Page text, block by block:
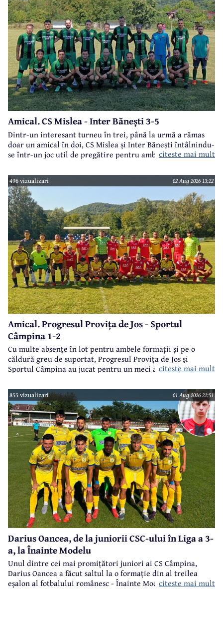
Amical. CS Mislea - Inter Bănești 3-5
Dintr-un interesant turneu în trei, până la urmă a rămas
doar un amical în doi, CS Mislea și Inter Bănești întâlnindu-
se într-un joc util de pregătire pentru ambele formații.
citeste mai mult
496 vizualizari 02 Aug 2026 13:22
Amical. Progresul Provița de Jos - Sportul
Câmpina 1-2
Cu multe absențe în lot pentru ambele formații și pe o
căldură greu de suportat, Progresul Provița de Jos și
Sportul Câmpina au jucat pentru un meci amical.citeste mai mult
855 vizualizari 01 Aug 2026 21:51
Darius Oancea, de la juniorii CSC-ului în Liga a 3-
a, la Înainte Modelu
Unul dintre cei mai promițători juniori ai CS Câmpina,
Darius Oancea a făcut saltul la o formație din al treilea
eșalon al fotbalului românesc - Înainte Modelu, din județul
citeste mai mult